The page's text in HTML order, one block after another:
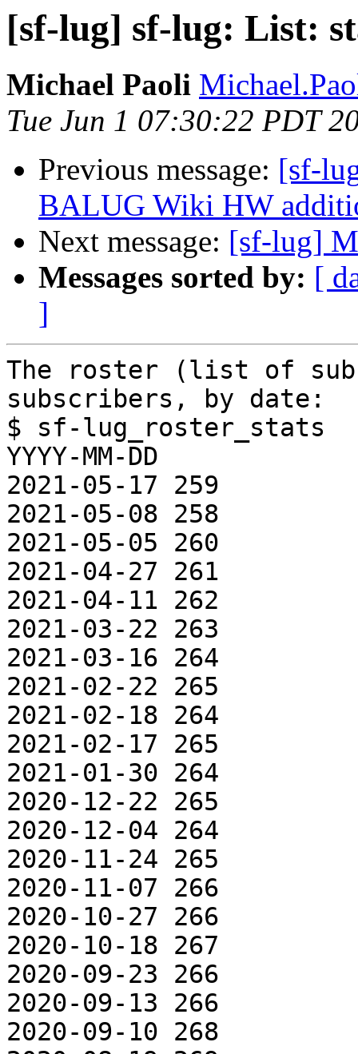
[sf-lug] sf-lug: List:
Michael Paoli
Tue Jun 1 07:30:22 PDT
Previous message: [sf-
BALUG Wiki HW
Next message: [sf-lug]
Messages sorted by: [
]
The roster (list of
subscribers, by date:
$ sf-lug_roster_stats
YYYY-MM-DD
2021-05-17 259
2021-05-08 258
2021-05-05 260
2021-04-27 261
2021-04-11 262
2021-03-22 263
2021-03-16 264
2021-02-22 265
2021-02-18 264
2021-02-17 265
2021-01-30 264
2020-12-22 265
2020-12-04 264
2020-11-24 265
2020-11-07 266
2020-10-27 266
2020-10-18 267
2020-09-23 266
2020-09-13 266
2020-09-10 268